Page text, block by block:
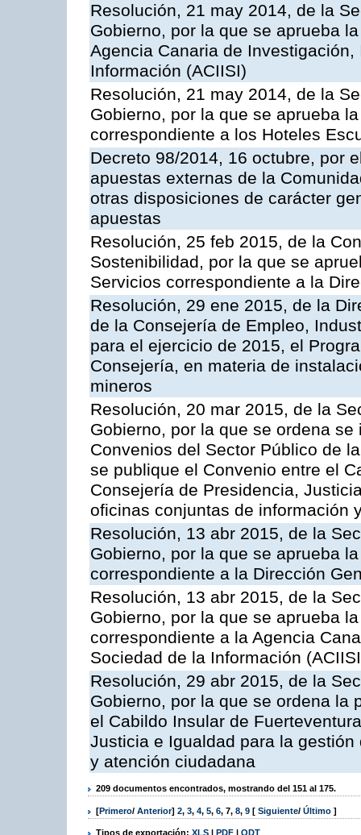
Resolución, 21 may 2014, de la
Gobierno, por la que se aprueba
Agencia Canaria de
Información (ACIISI)
Resolución, 21 may 2014, de la
Gobierno, por la que se aprueba
correspondiente a los Hoteles
Decreto 98/2014, 16 octubre, por
apuestas externas de la
otras disposiciones de carácter
apuestas
Resolución, 25 feb 2015, de la
Sostenibilidad, por la que se
Servicios correspondiente a la
Resolución, 29 ene 2015, de la
de la Consejería de Empleo,
para el ejercicio de 2015, el
Consejería, en materia de
mineros
Resolución, 20 mar 2015, de la
Gobierno, por la que se ordena
Convenios del Sector Público de
se publique el Convenio entre el
Consejería de Presidencia,
oficinas conjuntas de información
Resolución, 13 abr 2015, de la
Gobierno, por la que se aprueba
correspondiente a la Dirección
Resolución, 13 abr 2015, de la
Gobierno, por la que se aprueba
correspondiente a la Agencia
Sociedad de la Información
Resolución, 29 abr 2015, de la
Gobierno, por la que se ordena la
el Cabildo Insular de
Justicia e Igualdad para la
y atención ciudadana
209 documentos encontrados, mostrando del 151 al 175.
[Primero/ Anterior] 2, 3, 4, 5, 6, 7, 8, 9 [ Siguiente/ Último ]
Tipos de exportación: XLS | PDF | ODT